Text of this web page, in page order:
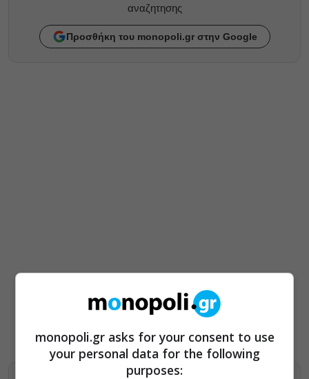
αναζητησης
Προσθήκη του monopoli.gr στην Google
monopoli.gr asks for your consent to use
your personal data for the following
purposes: